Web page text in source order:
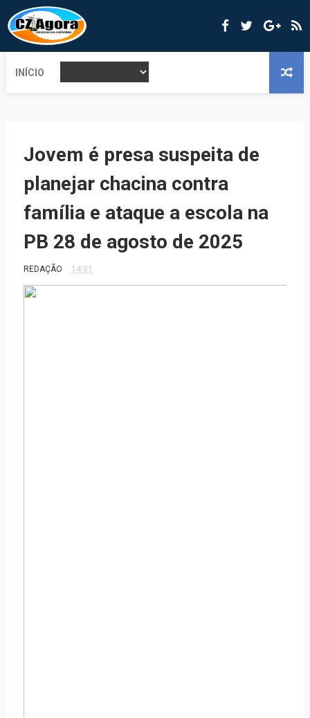
INÍCIO
Jovem é presa suspeita de
planejar chacina contra
família e ataque a escola na
PB 28 de agosto de 2025
REDAÇÃO 14:01